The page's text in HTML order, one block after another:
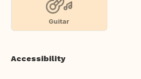
Guitar
Accessibility